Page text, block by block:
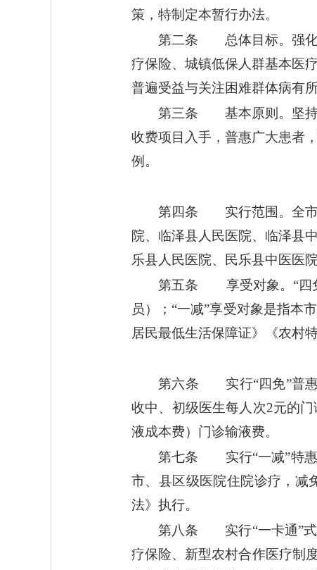
策，特制定本暂行办法。
第二条 总体目标。强化
疗保险、城镇低保人群基本医
普遍受益与关注困难群体病有
第三条 基本原则。坚持
收费项目入手，普惠广大患者
例。
第四条 实行范围。全市
院、临泽县人民医院、临泽县
乐县人民医院、民乐县中医医
第五条 享受对象。“四免
员）；“一减”享受对象是指本
居民最低生活保障证》《农村
第六条 实行“四免”普惠
收中、初级医生每人次2元的
液成本费）门诊输液费。
第七条 实行“一减”特惠
市、县区级医院住院诊疗，减
法》执行。
第八条 实行“一卡通”式
疗保险、新型农村合作医疗制